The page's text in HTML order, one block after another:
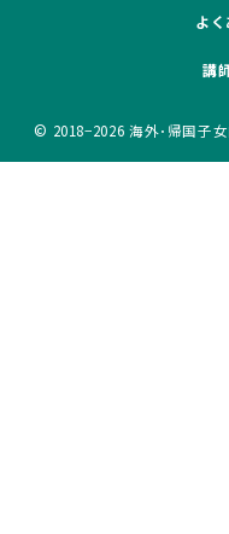
よ
講
© 2018−2026 海外･帰国子